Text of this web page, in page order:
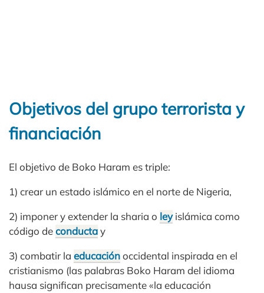
Objetivos del grupo terrorista y
financiación
El objetivo de Boko Haram es triple:
1) crear un estado islámico en el norte de Nigeria,
2) imponer y extender la sharia o leyislámica como
código deconductay
3) combatir la educaciónoccidental inspirada en el
cristianismo (las palabras Boko Haram del idioma
hausa significan precisamente «la educación